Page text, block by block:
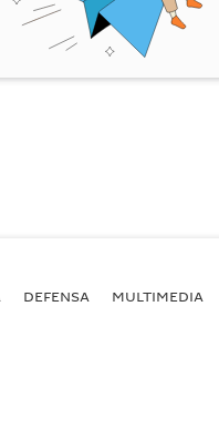
DEFENSA MULTIMEDIA